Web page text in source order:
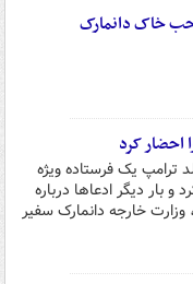
خاک دانمارک
احضار کرد
ترامپ یک فرستاده ویژه
و بار دیگر ادعاها درباره
خارجه دانمارک سفیر